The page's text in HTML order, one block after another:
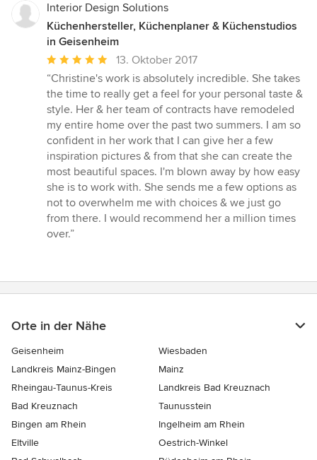
Interior Design Solutions
Küchenhersteller, Küchenplaner & Küchenstudios
in Geisenheim
Durchschnittliche
Bewertung:
5
von
5
Sternen
13. Oktober 2017
“Christine's work is absolutely incredible. She takes
the time to really get a feel for your personal taste &
style. Her & her team of contracts have remodeled
my entire home over the past two summers. I am so
confident in her work that I can give her a few
inspiration pictures & from that she can create the
most beautiful spaces. I'm blown away by how easy
she is to work with. She sends me a few options as
not to overwhelm me with choices & we just go
from there. I would recommend her a million times
over.”
Orte in der Nähe
Geisenheim
Wiesbaden
Landkreis Mainz-Bingen
Mainz
Rheingau-Taunus-Kreis
Landkreis Bad Kreuznach
Bad Kreuznach
Taunusstein
Bingen am Rhein
Ingelheim am Rhein
Eltville
Oestrich-Winkel